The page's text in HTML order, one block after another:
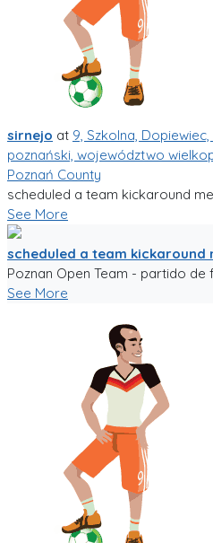
sirnejo at 9, Szkolna,
poznański, województwo
Poznań County
scheduled a team kickaround
See More
scheduled a team kickaround
Poznan Open Team - partido de
See More